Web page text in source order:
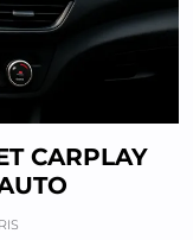
CARPLAY